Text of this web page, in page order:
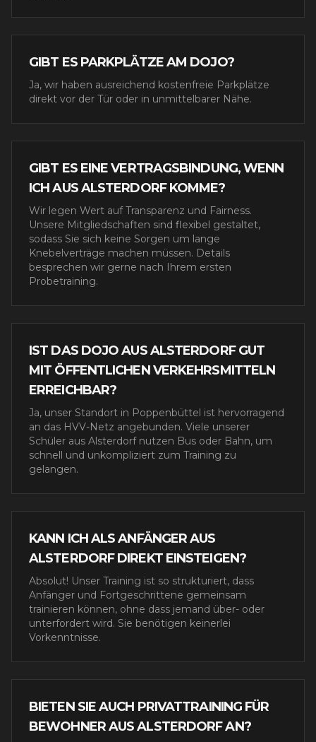
GIBT ES PARKPLÄTZE AM DOJO?
Ja, wir haben ausreichend kostenfreie Parkplätze
direkt vor der Tür oder in unmittelbarer Nähe.
GIBT ES EINE VERTRAGSBINDUNG, WENN
ICH AUS ALSTERDORF KOMME?
Wir legen Wert auf Transparenz und Fairness.
Unsere Mitgliedschaften sind flexibel gestaltet,
sodass Sie sich keine Sorgen um lange
Knebelverträge machen müssen. Details
besprechen wir gerne nach Ihrem ersten
Probetraining.
IST DAS DOJO AUS ALSTERDORF GUT
MIT ÖFFENTLICHEN VERKEHRSMITTELN
ERREICHBAR?
Ja, unser Standort in Poppenbüttel ist hervorragend
an das HVV-Netz angebunden. Viele unserer
Schüler aus Alsterdorf nutzen Bus oder Bahn, um
schnell und unkompliziert zum Training zu
gelangen.
KANN ICH ALS ANFÄNGER AUS
ALSTERDORF DIREKT EINSTEIGEN?
Absolut! Unser Training ist so strukturiert, dass
Anfänger und Fortgeschrittene gemeinsam
trainieren können, ohne dass jemand über- oder
unterfordert wird. Sie benötigen keinerlei
Vorkenntnisse.
BIETEN SIE AUCH PRIVATTRAINING FÜR
BEWOHNER AUS ALSTERDORF AN?